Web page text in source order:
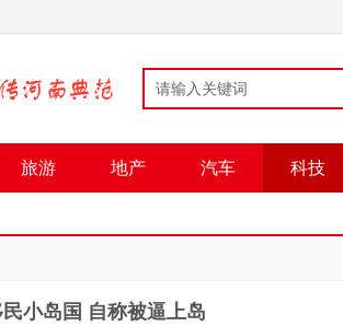
旅游 地产 汽车 科技
小岛国 自称被逼上岛